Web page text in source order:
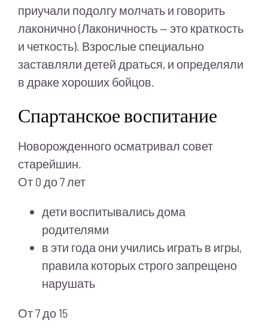
приучали подолгу молчать и говорить
лаконично (Лаконичность — это краткость
и четкость). Взрослые специально
заставляли детей драться, и определяли
в драке хороших бойцов.
Спартанское воспитание
Новорожденного осматривал совет
старейшин.
От 0 до 7 лет
дети воспитывались дома
родителями
в эти года они учились играть в игры,
правила которых строго запрещено
нарушать
От 7 до 15